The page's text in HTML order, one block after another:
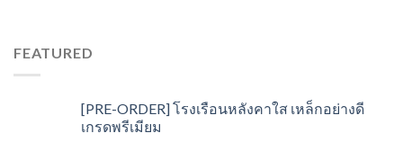
FEATURED
[PRE-ORDER] โรงเรือนหลังคาใส เหล็กอย่างดี
เกรดพรีเมียม